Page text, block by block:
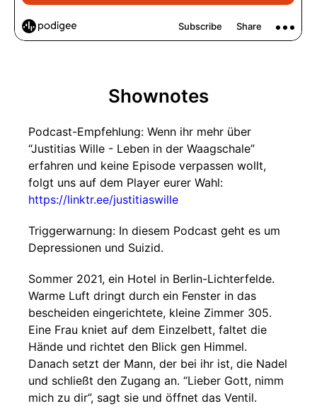
Shownotes
Podcast-Empfehlung: Wenn ihr mehr über
“Justitias Wille - Leben in der Waagschale”
erfahren und keine Episode verpassen wollt,
folgt uns auf dem Player eurer Wahl:
https://linktr.ee/justitiaswille
Triggerwarnung: In diesem Podcast geht es um
Depressionen und Suizid.
Sommer 2021, ein Hotel in Berlin-Lichterfelde.
Warme Luft dringt durch ein Fenster in das
bescheiden eingerichtete, kleine Zimmer 305.
Eine Frau kniet auf dem Einzelbett, faltet die
Hände und richtet den Blick gen Himmel.
Danach setzt der Mann, der bei ihr ist, die Nadel
und schließt den Zugang an. “Lieber Gott, nimm
mich zu dir”, sagt sie und öffnet das Ventil.